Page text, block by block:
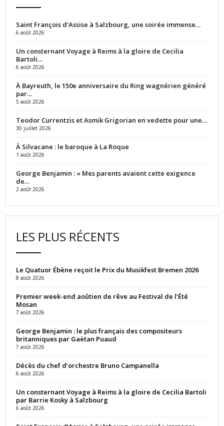
Saint François d’Assise à Salzbourg, une soirée immense…
6 août 2026
Un consternant Voyage à Reims à la gloire de Cecilia
Bartoli…
6 août 2026
À Bayreuth, le 150e anniversaire du Ring wagnérien généré
par…
5 août 2026
Teodor Currentzis et Asmik Grigorian en vedette pour une…
30 juillet 2026
À Silvacane : le baroque à La Roque
1 août 2026
George Benjamin : « Mes parents avaient cette exigence
de…
2 août 2026
LES PLUS RÉCENTS
Le Quatuor Ébène reçoit le Prix du Musikfest Bremen 2026
8 août 2026
Premier week-end aoûtien de rêve au Festival de l’Été
Mosan
7 août 2026
George Benjamin : le plus français des compositeurs
britanniques par Gaëtan Puaud
7 août 2026
Décès du chef d’orchestre Bruno Campanella
6 août 2026
Un consternant Voyage à Reims à la gloire de Cecilia Bartoli
par Barrie Kosky à Salzbourg
6 août 2026